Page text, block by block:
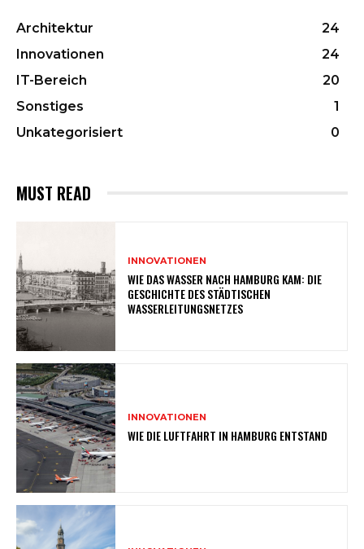
Architektur
24
Innovationen
24
IT-Bereich
20
Sonstiges
1
Unkategorisiert
0
MUST READ
INNOVATIONEN
WIE DAS WASSER NACH HAMBURG KAM: DIE
GESCHICHTE DES STÄDTISCHEN
WASSERLEITUNGSNETZES
INNOVATIONEN
WIE DIE LUFTFAHRT IN HAMBURG ENTSTAND